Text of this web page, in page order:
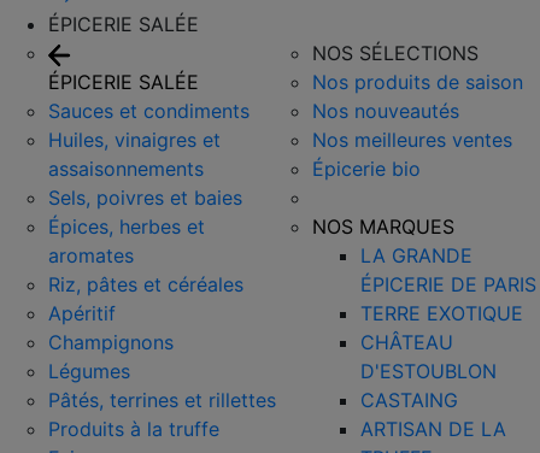
ÉPICERIE SALÉE
ÉPICERIE SALÉE
Sauces et condiments
Huiles, vinaigres et
assaisonnements
Sels, poivres et baies
Épices, herbes et
aromates
Riz, pâtes et céréales
Apéritif
Champignons
Légumes
Pâtés, terrines et rillettes
Produits à la truffe
NOS SÉLECTIONS
Nos produits de saison
Nos nouveautés
Nos meilleures ventes
Épicerie bio
NOS MARQUES
LA GRANDE
ÉPICERIE DE PARIS
TERRE EXOTIQUE
CHÂTEAU
D'ESTOUBLON
CASTAING
ARTISAN DE LA